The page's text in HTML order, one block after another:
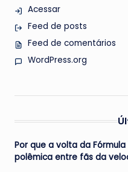
Acessar
Feed de posts
Feed de comentários
WordPress.org
Por que a volta da
polêmica entre fãs da